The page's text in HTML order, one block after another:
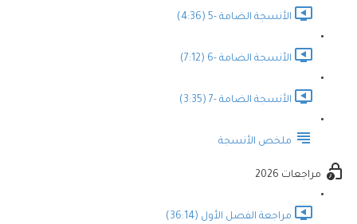
الأنسجة الضامة -5 (4:36)
الأنسجة الضامة -6 (7:12)
الأنسجة الضامة -7 (3:35)
ملخص الأنسجة
مراجعات 2026
مراجعة الفصل الأول (36:14)